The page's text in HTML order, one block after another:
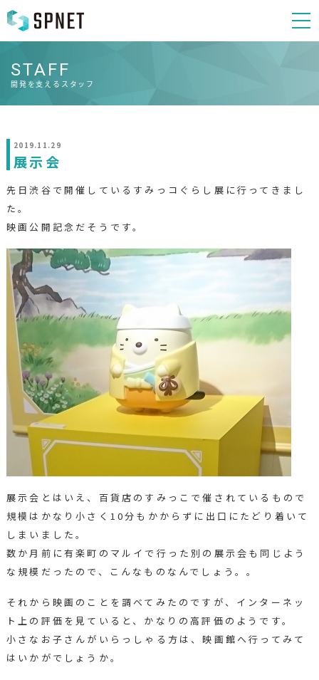
STAFF
開発を支えるスタッフ
2019.11.29
展示会
先日渋谷で開催しているすみっコぐらし展に行ってきまし
た。
映画公開記念だそうです。
展示会とはいえ、百貨店のすみっこで催されているもので
規模はかなり小さく10分もかからずに出口にたどり着いて
しまいました。
数か月前に有楽町のマルイで行った別の展示会も同じよう
な規模だったので、こんなものなんでしょう。。
それから映画のことを調べてみたのですが、インターネッ
ト上の評価を見ていると、かなりの高評価のようです。
小さなお子さんがいらっしゃる方は、映画館へ行ってみて
はいかがでしょうか。